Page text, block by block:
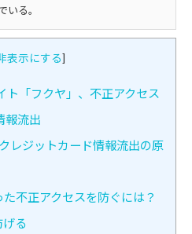
いる。
表示にする]
ト「フクヤ」、不正アクセス
報流出
レジットカード情報流出の原
不正アクセスを防ぐには？
げる